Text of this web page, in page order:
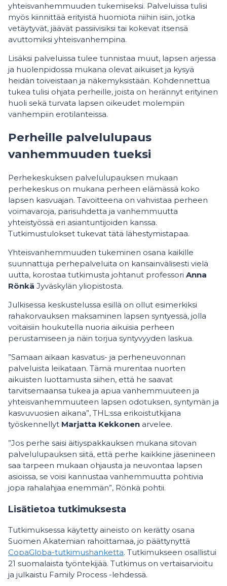
yhteisvanhemmuuden tukemiseksi. Palveluissa tulisi
myös kiinnittää erityistä huomiota niihin isiin, jotka
vetäytyvät, jäävät passiivisiksi tai kokevat itsensä
avuttomiksi yhteisvanhempina.
Lisäksi palveluissa tulee tunnistaa muut, lapsen arjessa
ja huolenpidossa mukana olevat aikuiset ja kysyä
heidän toiveistaan ja näkemyksistään. Kohdennettua
tukea tulisi ohjata perheille, joista on herännyt erityinen
huoli sekä turvata lapsen oikeudet molempiin
vanhempiin erotilanteissa.
Perheille palvelulupaus
vanhemmuuden tueksi
Perhekeskuksen palvelulupauksen mukaan
perhekeskus on mukana perheen elämässä koko
lapsen kasvuajan. Tavoitteena on vahvistaa perheen
voimavaroja, parisuhdetta ja vanhemmuutta
yhteistyössä eri asiantuntijoiden kanssa.
Tutkimustulokset tukevat tätä lähestymistapaa.
Yhteisvanhemmuuden tukeminen osana kaikille
suunnattuja perhepalveluita on kansainvälisesti vielä
uutta, korostaa tutkimusta johtanut professori Anna
Rönkä Jyväskylän yliopistosta.
Julkisessa keskustelussa esillä on ollut esimerkiksi
rahakorvauksen maksaminen lapsen syntyessä, jolla
voitaisiin houkutella nuoria aikuisia perheen
perustamiseen ja näin torjua syntyvyyden laskua.
”Samaan aikaan kasvatus- ja perheneuvonnan
palveluista leikataan. Tämä murentaa nuorten
aikuisten luottamusta siihen, että he saavat
tarvitsemaansa tukea ja apua vanhemmuuteen ja
yhteisvanhemmuuteen lapsen odotuksen, syntymän ja
kasvuvuosien aikana”, THL:ssa erikoistutkijana
työskennellyt Marjatta Kekkonen arvelee.
”Jos perhe saisi äitiyspakkauksen mukana sitovan
palvelulupauksen siitä, että perhe kaikkine jäsenineen
saa tarpeen mukaan ohjausta ja neuvontaa lapsen
asioissa, se voisi kannustaa vanhemmuutta pohtivia
jopa rahalahjaa enemmän”, Rönkä pohtii.
Lisätietoa tutkimuksesta
Tutkimuksessa käytetty aineisto on kerätty osana
Suomen Akatemian rahoittamaa, jo päättynyttä
CopaGloba-tutkimushanketta. Tutkimukseen osallistui
21 suomalaista työntekijää. Tutkimus on vertaisarvioitu
ja julkaistu Family Process -lehdessä.